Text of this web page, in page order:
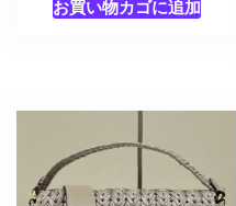
お買い物カゴに追加